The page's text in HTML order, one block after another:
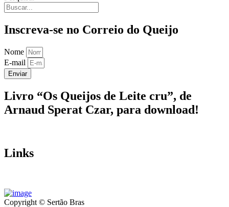
Inscreva-se no Correio do Queijo
Nome
E-mail
Enviar
Livro “Os Queijos de Leite cru”, de
Arnaud Sperat Czar, para download!
Links
Copyright © Sertão Bras